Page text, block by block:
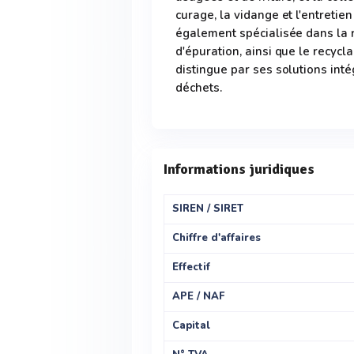
curage, la vidange et
également spécialisée dans
d'épuration, ainsi que le
distingue par ses solutions
déchets.
Informations juridiques
SIREN / SIRET
Chiffre d'affaires
Effectif
APE / NAF
Capital